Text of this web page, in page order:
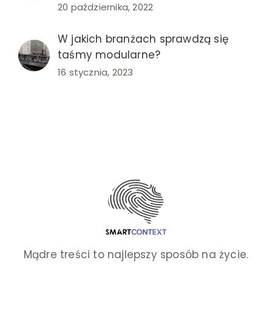
20 października, 2022
W jakich branżach sprawdzą się
taśmy modularne?
16 stycznia, 2023
Mądre treści to najlepszy sposób na życie.